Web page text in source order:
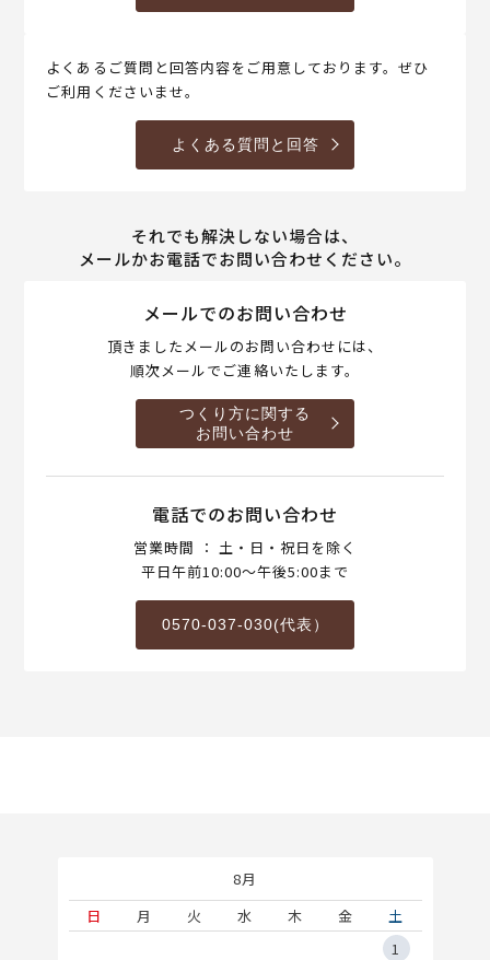
よくあるご質問と回答内容をご用意しております。ぜひ
ご利用くださいませ。
よくある質問と回答
それでも解決しない場合は、
メールかお電話でお問い合わせください。
メールでのお問い合わせ
頂きましたメールのお問い合わせには、
順次メールでご連絡いたします。
つくり方に関する
お問い合わせ
電話でのお問い合わせ
営業時間 ： 土・日・祝日を除く
平日午前10:00～午後5:00まで
0570-037-030(代表）
8月
日
月 火 水 木 金
土
1